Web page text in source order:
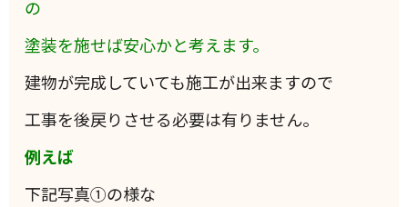
の
塗装を施せば安心かと考えます。
建物が完成していても施工が出来ますので
工事を後戻りさせる必要は有りません。
例えば
下記写真①の様な